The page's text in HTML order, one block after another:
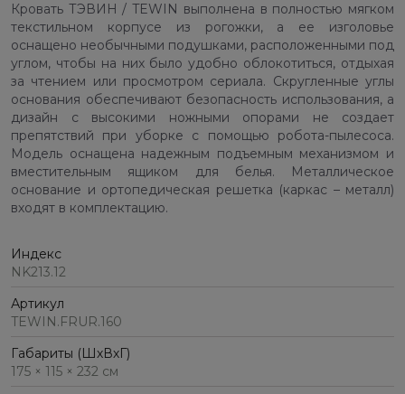
Кровать ТЭВИН / TEWIN выполнена в полностью мягком
текстильном корпусе из рогожки, а ее изголовье
оснащено необычными подушками, расположенными под
углом, чтобы на них было удобно облокотиться, отдыхая
за чтением или просмотром сериала. Скругленные углы
основания обеспечивают безопасность использования, а
дизайн с высокими ножными опорами не создает
препятствий при уборке с помощью робота-пылесоса.
Модель оснащена надежным подъемным механизмом и
вместительным ящиком для белья. Металлическое
основание и ортопедическая решетка (каркас – металл)
входят в комплектацию.
Индекс
NK213.12
Артикул
TEWIN.FRUR.160
Габариты (ШхВхГ)
175 × 115 × 232 см